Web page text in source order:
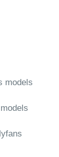
models